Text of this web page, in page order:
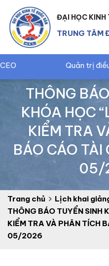
ĐẠI HỌC KINH
TRUNG TÂM
Quản trị điều hành doanh
THÔNG
KHÓA HỌC
KIỂM TRA
BÁO CÁO TÀI
05/
Trang chủ
Lịch khai
THÔNG BÁO TUYỂN SINH
KIỂM TRA VÀ PHÂN TÍCH
05/2026